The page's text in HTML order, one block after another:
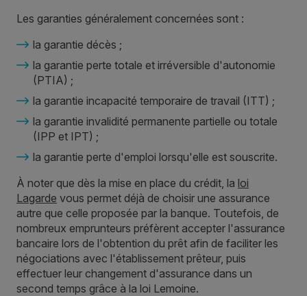
Les garanties généralement concernées sont :
la garantie décès ;
la garantie perte totale et irréversible d'autonomie
(PTIA) ;
la garantie incapacité temporaire de travail (ITT) ;
la garantie invalidité permanente partielle ou totale
(IPP et IPT) ;
la garantie perte d'emploi lorsqu'elle est souscrite.
À noter que dès la mise en place du crédit, la loi
Lagarde vous permet déjà de choisir une assurance
autre que celle proposée par la banque. Toutefois, de
nombreux emprunteurs préfèrent accepter l'assurance
bancaire lors de l'obtention du prêt afin de faciliter les
négociations avec l'établissement prêteur, puis
effectuer leur changement d'assurance dans un
second temps grâce à la loi Lemoine.